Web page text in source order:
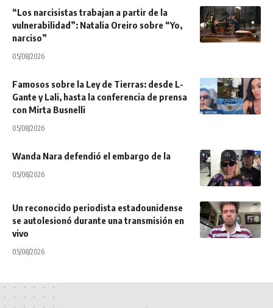
“Los narcisistas trabajan a partir de la
vulnerabilidad”: Natalia Oreiro sobre “Yo,
narciso”
05/08/2026
Famosos sobre la Ley de Tierras: desde L-
Gante y Lali, hasta la conferencia de prensa
con Mirta Busnelli
05/08/2026
Wanda Nara defendió el embargo de la
05/08/2026
Un reconocido periodista estadounidense
se autolesionó durante una transmisión en
vivo
05/08/2026